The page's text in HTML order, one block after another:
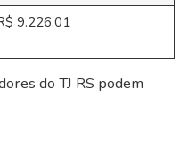
9.226,01
do TJ RS podem